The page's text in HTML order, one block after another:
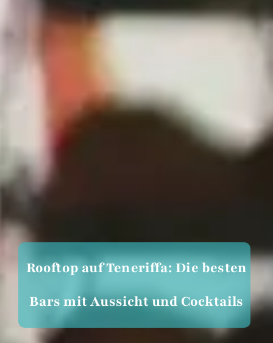
Rooftop auf Teneriffa: Die besten
Bars mit Aussicht und Cocktails